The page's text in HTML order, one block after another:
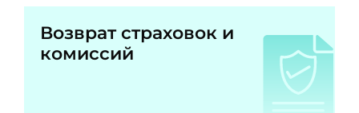
Возврат страховок и
комиссий